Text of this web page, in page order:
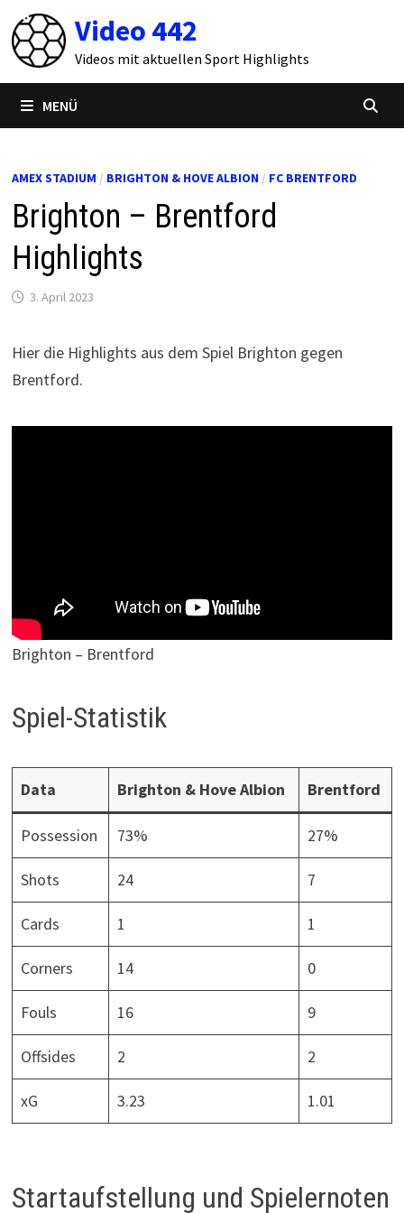
Zum
Inhalt
springen
Video 442
Videos mit aktuellen Sport Highlights
MENÜ
AMEX STADIUM / BRIGHTON & HOVE ALBION/ FC BRENTFORD
Brighton – Brentford
Highlights
3. April 2023
Hier die Highlights aus dem Spiel Brighton gegen
Brentford.
Brighton – Brentford
Spiel-Statistik
Data Brighton & Hove Albion Brentford
Possession 73% 27%
Shots 24 7
Cards 1 1
Corners 14 0
Fouls 16 9
Offsides 2 2
xG 3.23 1.01
Startaufstellung und Spielernoten